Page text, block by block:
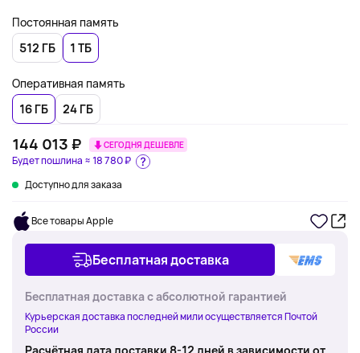
Постоянная память
512 ГБ
1 ТБ
Оперативная память
16 ГБ
24 ГБ
Будет пошлина ≈18 780 ₽
144 013 ₽ СЕГОДНЯ ДЕШЕВЛЕ
Доступно для заказа
Все товары Apple
Бесплатная доставка
Бесплатная доставка с абсолютной гарантией
Курьерская доставка последней мили осуществляется Почтой
России